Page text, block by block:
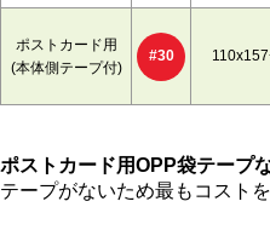
ポストカード用
(本体側テープ付)
#30
ポストカード用OPP袋テープ
テープがないため最もコスト